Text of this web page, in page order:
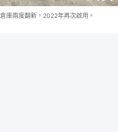
庫兩度翻新，2022年再次啟用。